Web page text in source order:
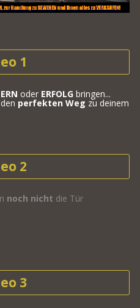
1
oder ERFOLG bringen...
perfekten Weg zu deinem
2
noch nicht die Tür
3